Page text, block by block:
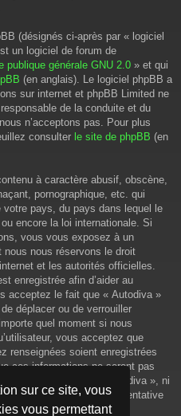
sur ce site, vous
vous permettant
(désignés ci-après par « logiciel
un logiciel de forum de
publique générale GNU 2.0 » et qui
(en anglais). Le logiciel phpBB a
sur internet et phpBB Limited ne
de la conduite et du
n’acceptons pas. Pour plus
consulter le site de phpBB (en
à caractère abusif, obscène,
pornographique, etc. qui
pays, du pays dans lequel le
encore la loi internationale. Si
vous vous exposez à un
nous réservons le droit
et les autorités officielles.
enregistrée afin d’aider au
acceptez le fait que « Autodiva »
déplacer ou de verrouiller
quel moment si nous
vous acceptez que
renseignées soient enregistrées
ces informations ne seront pas
consentement, ni « Autodiva », ni
responsables en cas de tentative
vos données.